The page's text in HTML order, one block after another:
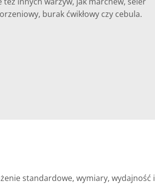
burak ćwikłowy czy cebula.
standardowe, wymiary, wydajność i